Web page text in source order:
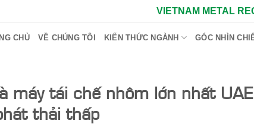
VIETNAM METAL
CHỦ VỀ CHÚNG TÔI KIẾN THỨC NGÀNH GÓC NHÌN
máy tái chế nhôm lớn nhất
thải thấp